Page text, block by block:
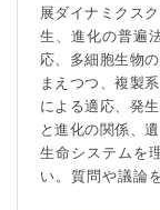
展ダイナミクス
生、進化の普遍
応、多細胞生物
まえつつ、複製
による適応、発
と進化の関係、
生命システムを
い。質問や議論